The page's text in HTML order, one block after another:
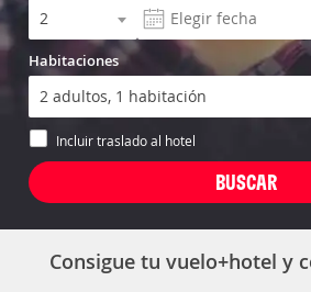
Habitaciones
Incluir traslado al hotel
Consigue tu vuelo+hotel y